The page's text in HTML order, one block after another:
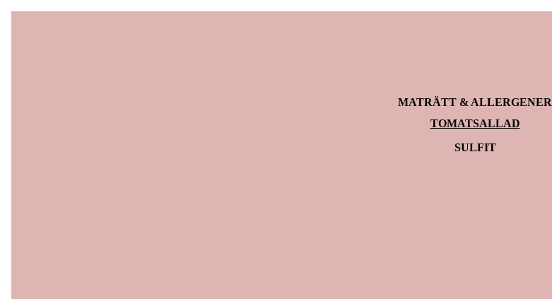
MATRÄTT & ALLERGENER
TOMATSALLAD
SULFIT